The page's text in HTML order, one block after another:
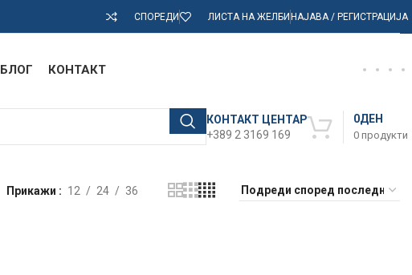
СПОРЕДИ ЛИСТА НА ЖЕЛБИНАЈАВА / РЕГИСТРАЦИЈА
БЛОГ КОНТАКТ
КОНТАКТ ЦЕНТАР
+389 2 3169 169
0 продукти
0ДЕН
Прикажи 12 24 36